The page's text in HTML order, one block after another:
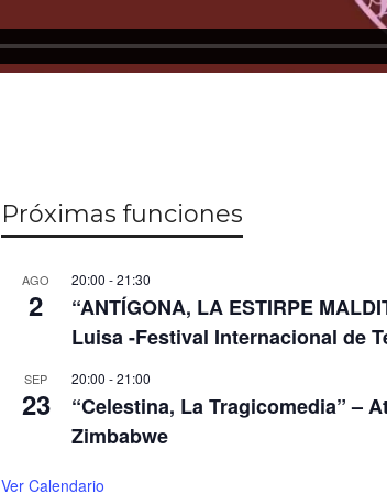
Próximas funciones
AGO
2
20:00 -21:30
“ANTÍGONA, LA ESTIRPE
Luisa -Festival Internacional de
SEP
23
20:00 -21:00
“Celestina, La Tragicomedia” –
Zimbabwe
Ver Calendario